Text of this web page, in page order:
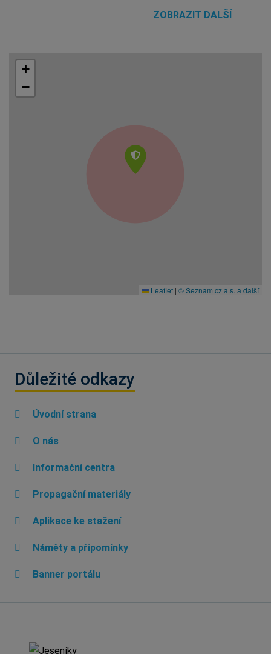
ZOBRAZIT DALŠÍ
+
−
Leaflet | © Seznam.cz a.s. a další
Důležité odkazy
Úvodní strana
O nás
Informační centra
Propagační materiály
Aplikace ke stažení
Náměty a připomínky
Banner portálu